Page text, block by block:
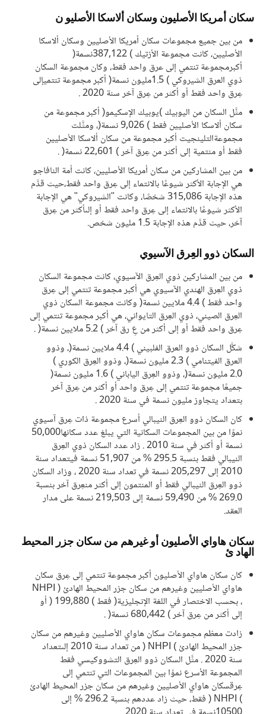
سكان أمريكا الأصليون وسكان ألاسكا الأصليو ن
من بين جميع مجموعات سكان أمريكا الأصليين وسكان ألاسكا
الأصليين، كانت مجموعة الأزتيك ) 387,122نسمة(
أكبرمجموعة تنتمي إلى عرق واحد فقط، وكان مجموعة السكان
ذوي العرق الشيروكي ) 1.5مليون نسمة( أكبر مجموعة تنتميإلى
عِرق واحد فقط أو أكثر من عِرق آخر سنة 2020 .
مثَّل السكان من اليوبيك )يوبيك الإسكيمو( أكبر مجموعة من
سكان ألاسكا الأصليين فقط ) 9,026 نسمة(، ومثَّلت
مجموعةالتلينجيت أكبر مجموعة من سكان ألاسكا الأصليين
فقط أو منتمية إلى أكثر من عِرق آخر ) 22,601 نسمة( .
من بين المشاركين من سكان أمريكا الأصليين، كانت أمة النافاجو
هي الإجابة الأكثر شيوعًا بالانتماء إلى عِرق واحد فقط،حيث قدَّم
هذه الإجابة 315,086 شخصًا، وكانت "الشيروكي" هي الإجابة
الأكثر شيوعًا بالانتماء إلى عِرق واحد فقط أو إلىأكثر من عِرق
آخر، حيث قدَّم هذه الإجابة 1.5 مليون شخص.
السكان ذوو العِرق الآسيوي
من بين المشاركين ذوي العِرق الآسيوي، كانت مجموعة السكان
ذوي العِرق الهندي الآسيوي هي أكبر مجموعة تنتمي إلى عِرق
واحد فقط ) 4.4 ملايين نسمة( وكانت مجموعة السكان ذوي
العِرق الصيني، ذوي العِرق التايواني، هي أكبر مجموعة تنتمي إلى
عِرق واحد فقط أو إلى أكثر من عِ رق آخر ) 5.2 ملايين نسمة( .
شكَّل السكان ذوو العرق الفلبيني ) 4.4 ملايين نسمة(، وذوو
العرق الفيتنامي ) 2.3 مليون نسمة(، وذوو العِرق الكوري )
2.0 مليون نسمة(، وذوو العِرق الياباني ) 1.6 مليون نسمة(
جميعًا مجموعة تنتمي إلى عِرق واحد أو أكثر من عِرق آخر
بتعداد يتجاوز مليون نسمة في سنة 2020 .
كان السكان ذوو العِرق النيبالي أسرع مجموعة ذات عِرق آسيوي
نموًا من بين المجموعات السكانية التي يبلغ عدد سكانها50,000
نسمة أو أكثر في سنة 2010 . زاد عدد السكان ذوي العِرق
النيبالي فقط بنسبة 295.5 % من 51,907 نسمة فيتعداد سنة
2010 إلى 205,297 نسمة في تعداد سنة 2020 ، وزاد السكان
ذوو العِرق النيبالي فقط أو المنتمون إلى أكثر منعِرق آخر بنسبة
269.0 % من 59,490 نسمة إلى 219,503 نسمة على مدار
العقد.
سكان هاواي الأصليون أو غيرهم من سكان جزر المحيط
الھاد ئ
كان سكان هاواي الأصليون أكبر مجموعة تنتمي إلى عِرق سكان
هاواي الأصليين وغيرهم من سكان جزر المحيط الهادئ ( NHPI
، بحسب الاختصار في اللغة الإنجليزية( فقط ) 199,880 ( أو
إلى أكثر من عِرق آخر ) 680,442 نسمة( .
زادت معظم مجموعات سكان هاواي الأصليين وغيرهم من سكان
جزر المحيط الهادئ ) NHPI ( من تعداد سنة 2010 إلىتعداد
سنة 2020 . مثَّل السكان ذوو العِرق التشووكيسي فقط
المجموعة الأسرع نموًا بين المجموعات التي تنتمي إلى
عِرقسكان هاواي الأصليين وغيرهم من سكان جزر المحيط الهادئ
) NHPI ( فقط، حيث زاد عددهم بنسبة 296.2 % إلى